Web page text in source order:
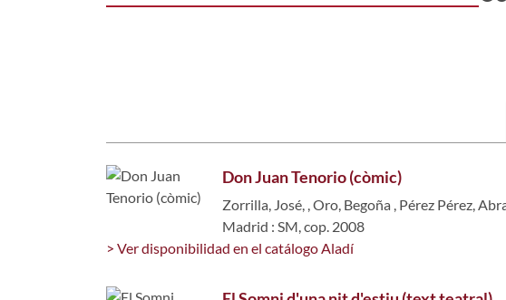
Don Juan Tenorio (còmic)
Zorrilla, José, ,Oro, Begoña , Pérez Pérez,
Madrid : SM, cop. 2008
> Ver disponibilidad en el catálogo Aladí